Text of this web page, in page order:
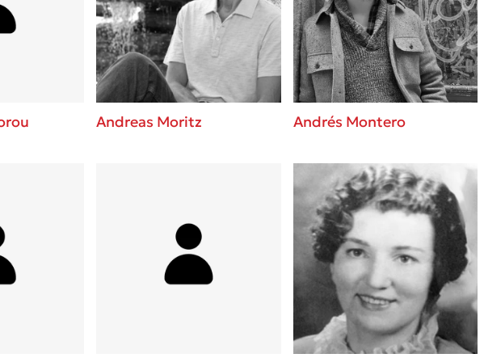
Εύκολη συνταγή για chicken BBQ pizza
από τον Άκη Πετρετζίκη!
3 βιβλία που μπορείς να διαβάσεις σε
μια μέρα!
Διακοπές με τα παιδιά: Η ανάγκη μας για
παύση σε μετωπική σύγκρουση με τη
Πάνω, κάτω, μπροστά, πίσω; Κάνε το
τεστ και ανακάλυψε την τάση σου!
Andreas Moritz Andrés Montero